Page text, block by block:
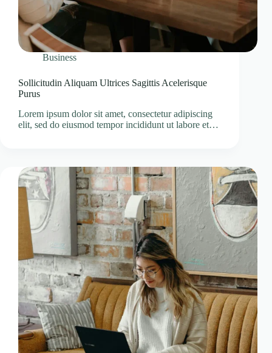
Business
Sollicitudin Aliquam Ultrices Sagittis Acelerisque
Purus
Lorem ipsum dolor sit amet, consectetur adipiscing
elit, sed do eiusmod tempor incididunt ut labore et…